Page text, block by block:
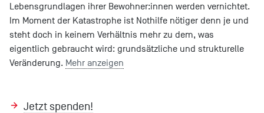
Lebensgrundlagen ihrer Bewohner:innen werden vernichtet.
Im Moment der Katastrophe ist Nothilfe nötiger denn je und
steht doch in keinem Verhältnis mehr zu dem, was
eigentlich gebraucht wird: grundsätzliche und strukturelle
Veränderung. Mehr anzeigen
Jetzt spenden!